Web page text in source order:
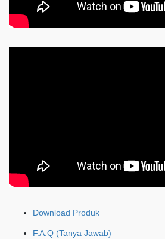
Download Produk
F.A.Q (Tanya Jawab)